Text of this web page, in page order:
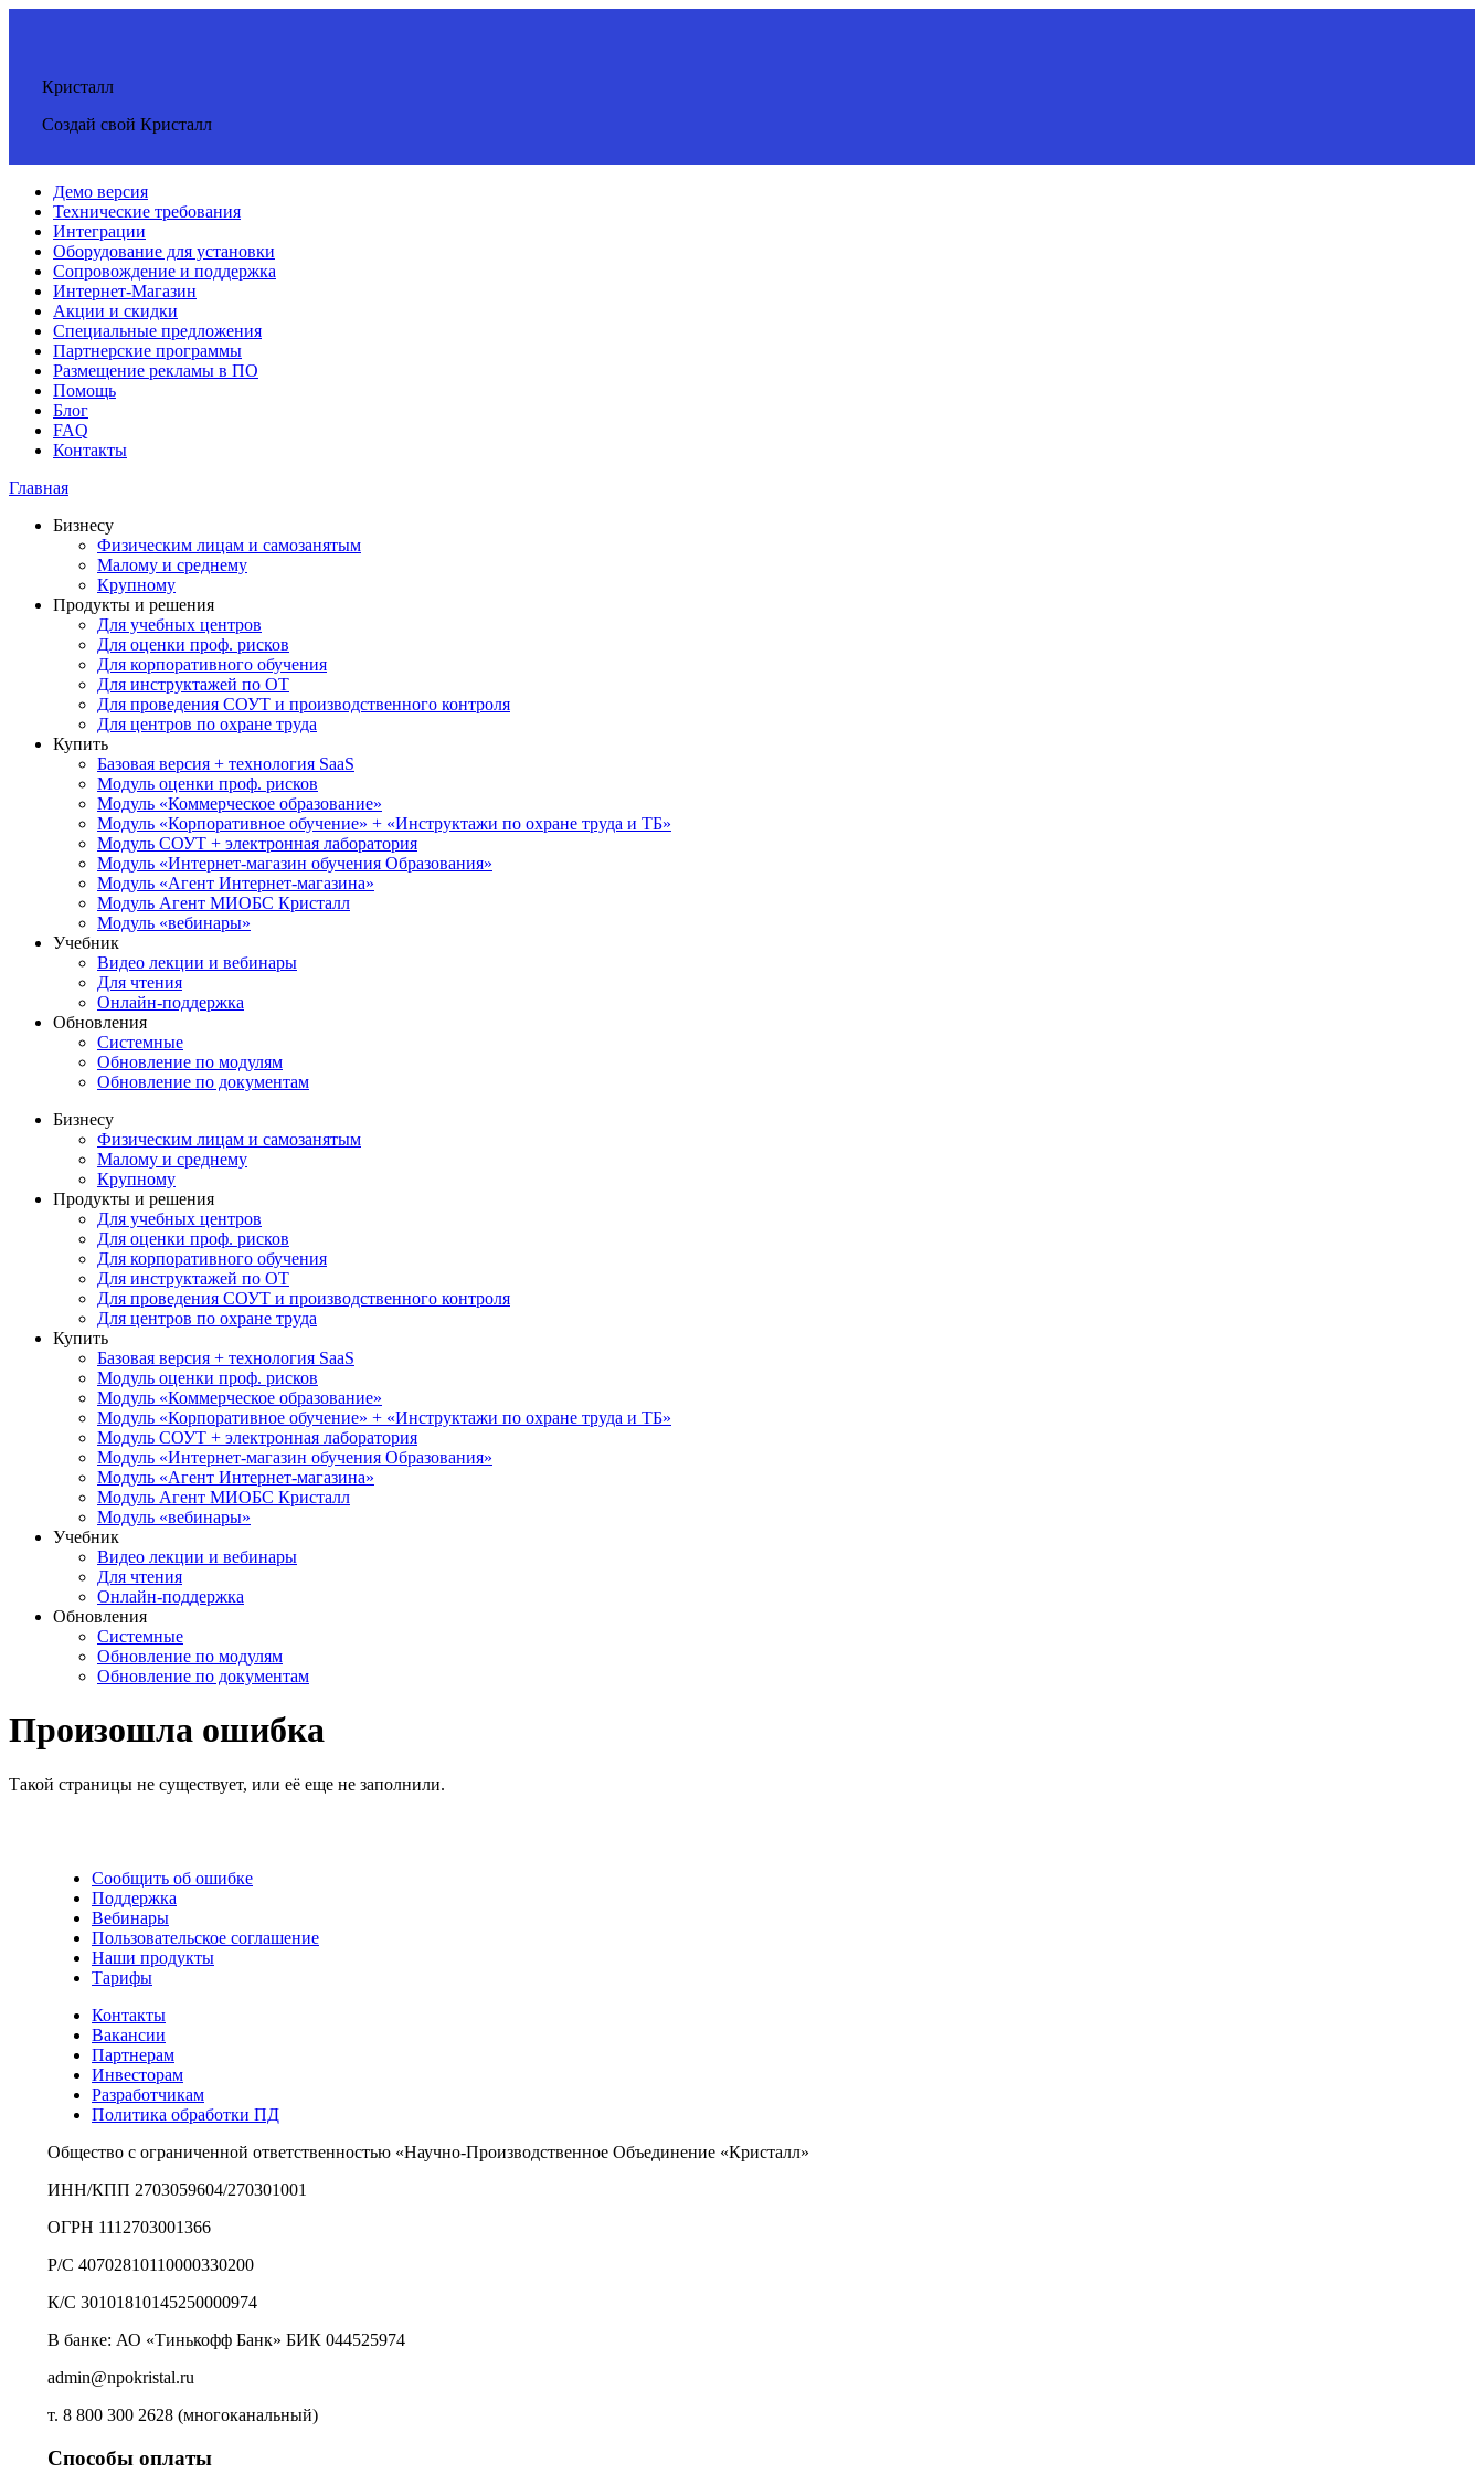
Кристалл
Создай свой Кристалл
Демо версия
Технические требования
Интеграции
Оборудование для установки
Сопровождение и поддержка
Интернет-Магазин
Акции и скидки
Специальные предложения
Партнерские программы
Размещение рекламы в ПО
Помощь
Блог
FAQ
Контакты
Главная
Бизнесу
Физическим лицам и самозанятым
Малому и среднему
Крупному
Продукты и решения
Для учебных центров
Для оценки проф. рисков
Для корпоративного обучения
Для инструктажей по ОТ
Для проведения СОУТ и производственного контроля
Для центров по охране труда
Купить
Базовая версия + технология SaaS
Модуль оценки проф. рисков
Модуль «Коммерческое образование»
Модуль «Корпоративное обучение» + «Инструктажи по охране труда и ТБ»
Модуль СОУТ + электронная лаборатория
Модуль «Интернет-магазин обучения Образования»
Модуль «Агент Интернет-магазина»
Модуль Агент МИОБС Кристалл
Модуль «вебинары»
Учебник
Видео лекции и вебинары
Для чтения
Онлайн-поддержка
Обновления
Системные
Обновление по модулям
Обновление по документам
Бизнесу
Физическим лицам и самозанятым
Малому и среднему
Крупному
Продукты и решения
Для учебных центров
Для оценки проф. рисков
Для корпоративного обучения
Для инструктажей по ОТ
Для проведения СОУТ и производственного контроля
Для центров по охране труда
Купить
Базовая версия + технология SaaS
Модуль оценки проф. рисков
Модуль «Коммерческое образование»
Модуль «Корпоративное обучение» + «Инструктажи по охране труда и ТБ»
Модуль СОУТ + электронная лаборатория
Модуль «Интернет-магазин обучения Образования»
Модуль «Агент Интернет-магазина»
Модуль Агент МИОБС Кристалл
Модуль «вебинары»
Учебник
Видео лекции и вебинары
Для чтения
Онлайн-поддержка
Обновления
Системные
Обновление по модулям
Обновление по документам
Произошла ошибка
Такой страницы не существует, или её еще не заполнили.
Сообщить об ошибке
Поддержка
Вебинары
Пользовательское соглашение
Наши продукты
Тарифы
Контакты
Вакансии
Партнерам
Инвесторам
Разработчикам
Политика обработки ПД
Общество с ограниченной ответственностью «Научно-Производственное Объединение «Кристалл»
ИНН/КПП 2703059604/270301001
ОГРН 1112703001366
Р/С 40702810110000330200
К/С 30101810145250000974
В банке: АО «Тинькофф Банк» БИК 044525974
admin@npokristal.ru
т. 8 800 300 2628 (многоканальный)
Способы оплаты